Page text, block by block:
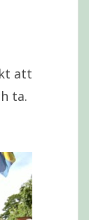
att
ta.